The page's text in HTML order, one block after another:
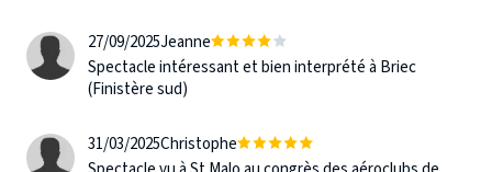
27/09/2025Jeanne
Spectacle intéressant et bien interprété à Briec
(Finistère sud)
31/03/2025Christophe